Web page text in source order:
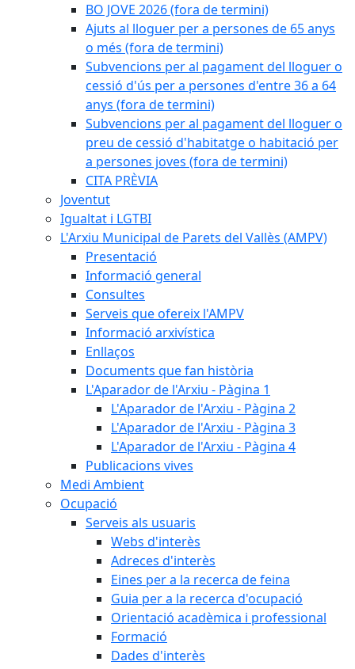
BO JOVE 2026 (fora de termini)
Ajuts al lloguer per a persones de 65 anys
o més (fora de termini)
Subvencions per al pagament del lloguer o
cessió d'ús per a persones d'entre 36 a 64
anys (fora de termini)
Subvencions per al pagament del lloguer o
preu de cessió d'habitatge o habitació per
a persones joves (fora de termini)
CITA PRÈVIA
Joventut
Igualtat i LGTBI
L'Arxiu Municipal de Parets del Vallès (AMPV)
Presentació
Informació general
Consultes
Serveis que ofereix l'AMPV
Informació arxivística
Enllaços
Documents que fan història
L'Aparador de l'Arxiu - Pàgina 1
L'Aparador de l'Arxiu - Pàgina 2
L'Aparador de l'Arxiu - Pàgina 3
L'Aparador de l'Arxiu - Pàgina 4
Publicacions vives
Medi Ambient
Ocupació
Serveis als usuaris
Webs d'interès
Adreces d'interès
Eines per a la recerca de feina
Guia per a la recerca d'ocupació
Orientació acadèmica i professional
Formació
Dades d'interès